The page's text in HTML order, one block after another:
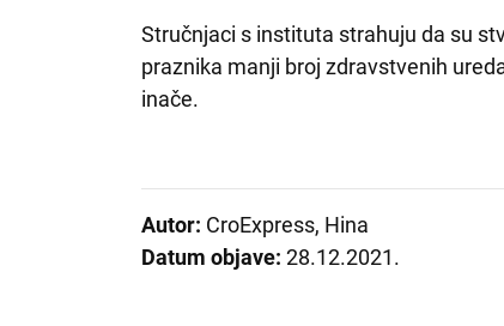
Stručnjaci s instituta strahuju da su
praznika manji broj zdravstvenih
inače.
Autor: CroExpress, Hina
Datum objave:28.12.2021.